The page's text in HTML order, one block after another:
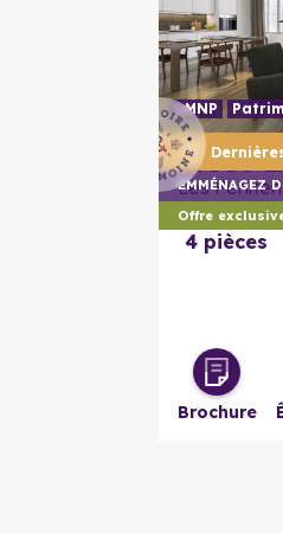
EMMÉNAGEZ
Offre
LMNP
59000
Les
4 pièces
Brochure